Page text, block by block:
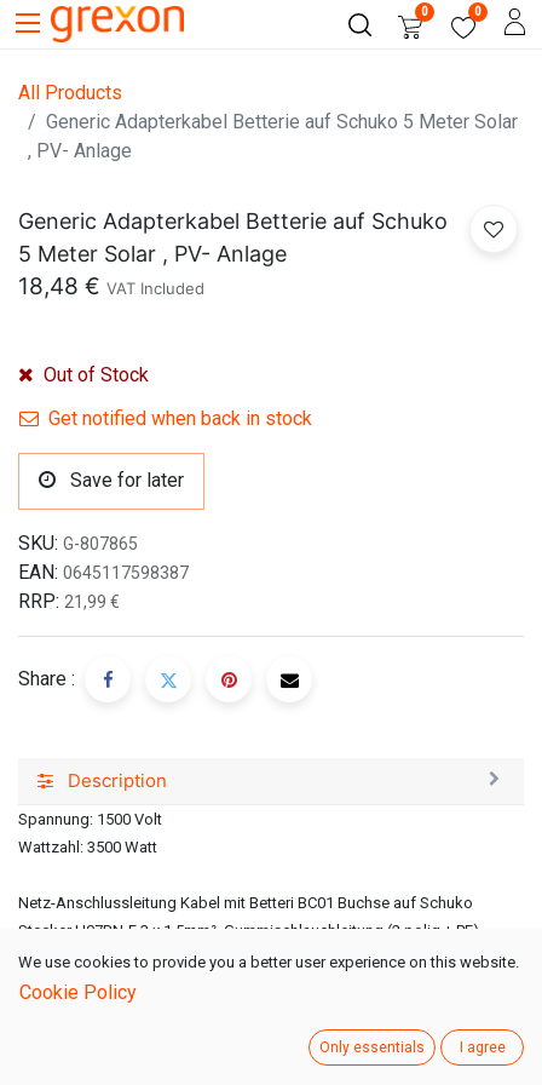
0 0
All Products
Generic Adapterkabel Betterie auf Schuko 5 Meter Solar
, PV- Anlage
Generic Adapterkabel Betterie auf Schuko
5 Meter Solar , PV- Anlage
18,48 € VAT Included
Out of Stock
Get notified when back in stock
Save for later
SKU: G-807865
EAN: 0645117598387
RRP: 21,99 €
Share :
Description
Spannung: 1500 Volt
Wattzahl: 3500 Watt
Netz-Anschlussleitung Kabel mit Betteri BC01 Buchse auf Schuko
Stecker H07RN-F 3 x 1,5mm², Gummischlauchleitung (2 polig + PE).
Kabeldurchmesser: 10 mm. AC Kabel 3-polig (L/N/PE) AC-Anschluss
des Mikrowechselrichter an eine Schukosteckdose. Spannungspegel:
We use cookies to provide you a better user experience on this website.
Cookie Policy
Only essentials I agree